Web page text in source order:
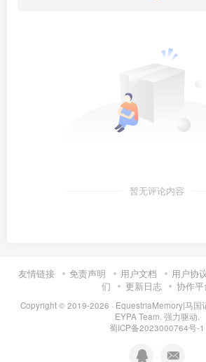
暂无评论内容
友情链接 免责声明 用户文档 用户协
们
更新日志 协作平
Copyright © 2019-2026 · EquestriaMemory|马国
EYPA Team. 强力驱动.
蜀ICP备2023000764号-1